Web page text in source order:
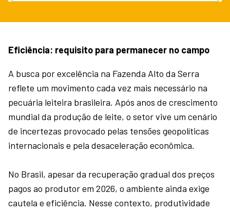
Eficiência: requisito para permanecer no campo
A busca por excelência na Fazenda Alto da Serra
reflete um movimento cada vez mais necessário na
pecuária leiteira brasileira. Após anos de crescimento
mundial da produção de leite, o setor vive um cenário
de incertezas provocado pelas tensões geopolíticas
internacionais e pela desaceleração econômica.
No Brasil, apesar da recuperação gradual dos preços
pagos ao produtor em 2026, o ambiente ainda exige
cautela e eficiência. Nesse contexto, produtividade